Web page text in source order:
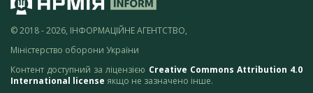
© 2018 - 2026, ІНФОРМАЦІЙНЕ АГЕНТСТВО,
Міністерство оборони України
Контент доступний за ліцензією Creative Commons Attribution 4.0
International license якщо не зазначено інше.